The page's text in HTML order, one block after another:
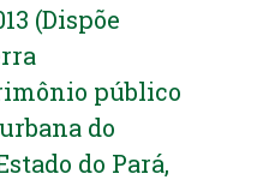
(Dispõe
público
do
do Pará,